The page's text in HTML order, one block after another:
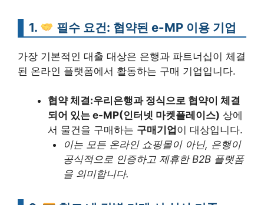
1. 필수 요건: 협약된 e-MP 이용 기업
가장 기본적인 대출 대상은 은행과 파트너십이 체결
된 온라인 플랫폼에서 활동하는 구매 기업입니다.
협약 체결:우리은행과 정식으로 협약이 체결
되어 있는 e-MP(인터넷 마켓플레이스) 상에
서 물건을 구매하는 구매기업 이 대상입니다.
이는 모든 온라인 쇼핑몰이 아닌, 은행이
공식적으로 인증하고 제휴한 B2B 플랫폼
을 의미합니다.